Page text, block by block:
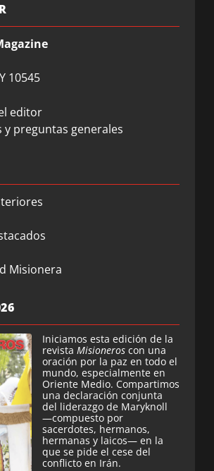
10545
editor
y preguntas generales
Misionera
Iniciamos esta edición de la
revista Misioneros con una
oración por la paz en todo el
mundo, especialmente en
Oriente Medio. Compartimos
una declaración conjunta
del liderazgo de Maryknoll
—compuesto por
sacerdotes, hermanos,
hermanas y laicos— en la
que se pide el cese del
conflicto en Irán.